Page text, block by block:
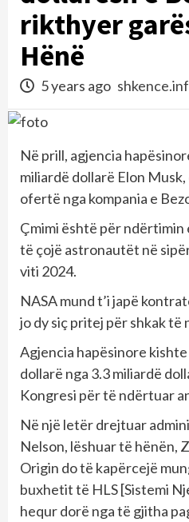
rikthyer
Hënë
5 years ago
Në prill, agjencia
miliardë dollarë Elon
ofertë nga kompania e
Çmimi është për ndërtimin
të çojë astronautët në
viti 2024.
NASA mund t’i japë
jo dy siç pritej për shkak të
Agjencia hapësinore
dollarë nga 3.3 miliardë
Kongresi për të ndërtuar
Në një letër drejtuar
Nelson, lëshuar të hënën,
Origin do të kapërcejë
buxhetit të HLS [Sistemi
hequr dorë nga të gjitha